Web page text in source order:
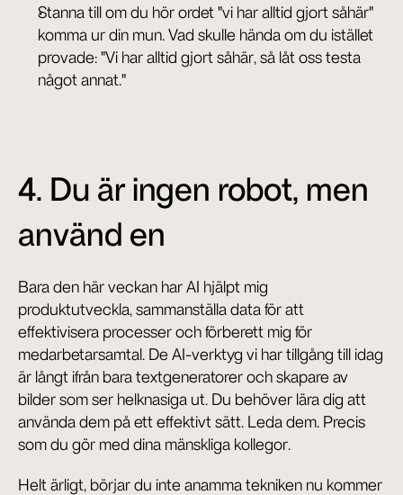
Stanna till om du hör ordet "vi har alltid gjort såhär"
komma ur din mun. Vad skulle hända om du istället
provade: "Vi har alltid gjort såhär, så låt oss testa
något annat."
4. Du är ingen robot, men
använd en
Bara den här veckan har AI hjälpt mig
produktutveckla, sammanställa data för att
effektivisera processer och förberett mig för
medarbetarsamtal. De AI-verktyg vi har tillgång till idag
är långt ifrån bara textgeneratorer och skapare av
bilder som ser helknasiga ut. Du behöver lära dig att
använda dem på ett effektivt sätt. Leda dem. Precis
som du gör med dina mänskliga kollegor.
Helt ärligt, börjar du inte anamma tekniken nu kommer